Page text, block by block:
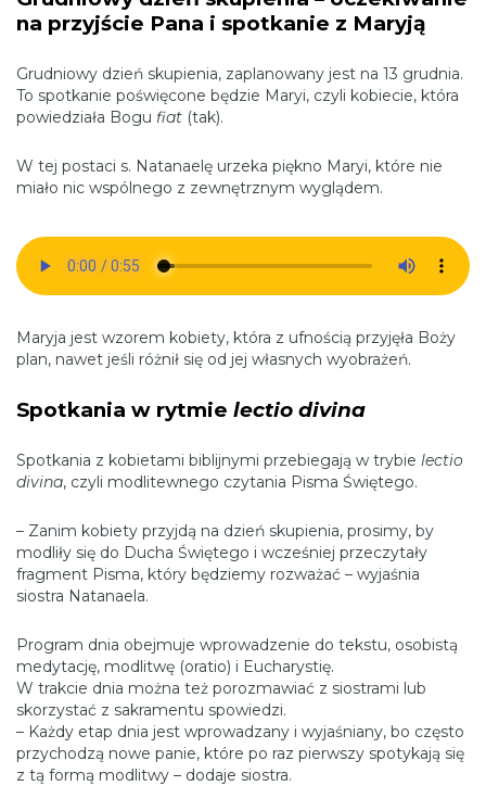
na przyjście Pana i spotkanie z Maryją
Grudniowy dzień skupienia, zaplanowany jest na 13 grudnia.
To spotkanie poświęcone będzie Maryi, czyli kobiecie, która
powiedziała Bogu fiat (tak).
W tej postaci s. Natanaelę urzeka piękno Maryi, które nie
miało nic wspólnego z zewnętrznym wyglądem.
Maryja jest wzorem kobiety, która z ufnością przyjęła Boży
plan, nawet jeśli różnił się od jej własnych wyobrażeń.
Spotkania w rytmie lectio divina
Spotkania z kobietami biblijnymi przebiegają w trybie lectio
divina, czyli modlitewnego czytania Pisma Świętego.
– Zanim kobiety przyjdą na dzień skupienia, prosimy, by
modliły się do Ducha Świętego i wcześniej przeczytały
fragment Pisma, który będziemy rozważać – wyjaśnia
siostra Natanaela.
Program dnia obejmuje wprowadzenie do tekstu, osobistą
medytację, modlitwę (oratio) i Eucharystię.
W trakcie dnia można też porozmawiać z siostrami lub
skorzystać z sakramentu spowiedzi.
– Każdy etap dnia jest wprowadzany i wyjaśniany, bo często
przychodzą nowe panie, które po raz pierwszy spotykają się
z tą formą modlitwy – dodaje siostra.